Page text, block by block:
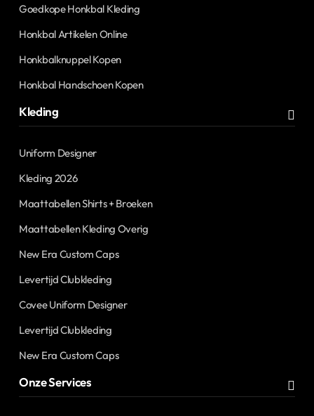
Goedkope Honkbal Kleding
Honkbal Artikelen Online
Honkbalknuppel Kopen
Honkbal Handschoen Kopen
Kleding
Uniform Designer
Kleding 2026
Maattabellen Shirts + Broeken
Maattabellen Kleding Overig
New Era Custom Caps
Levertijd Clubkleding
Covee Uniform Designer
Levertijd Clubkleding
New Era Custom Caps
Onze Services